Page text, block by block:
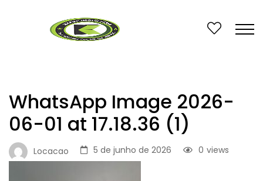
WhatsApp Image 2026-
06-01 at 17.18.36 (1)
Locacao 5 de junho de 2026 views
0